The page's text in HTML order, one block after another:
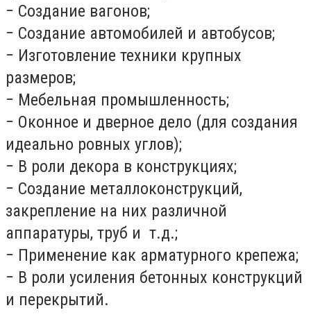
− Создание вагонов;
− Создание автомобилей и автобусов;
− Изготовление техники крупных
размеров;
− Мебельная промышленность;
− Оконное и дверное дело (для создания
идеально ровных углов);
− В роли декора в конструкциях;
− Создание металлоконструкций,
закрепление на них различной
аппаратуры, труб и т.д.;
− Применение как арматурного крепежа;
− В роли усиления бетонных конструкций
и перекрытий.